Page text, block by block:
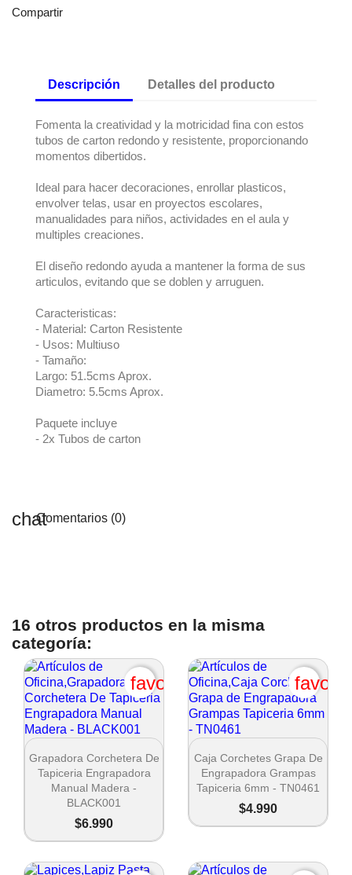
Compartir
Descripción Detalles del producto
Fomenta la creatividad y la motricidad fina con estos
tubos de carton redondo y resistente, proporcionando
momentos dibertidos.
Ideal para hacer decoraciones, enrollar plasticos,
envolver telas, usar en proyectos escolares,
manualidades para niños, actividades en el aula y
multiples creaciones.
El diseño redondo ayuda a mantener la forma de sus
articulos, evitando que se doblen y arruguen.
Caracteristicas:
- Material: Carton Resistente
- Usos: Multiuso
- Tamaño:
Largo: 51.5cms Aprox.
Diametro: 5.5cms Aprox.
Paquete incluye
- 2x Tubos de carton
Comentarios (0)
16 otros productos en la misma
categoría:
 Vista rápida
Grapadora Corchetera De
Tapiceria Engrapadora
Manual Madera -
BLACK001
$6.990
favorite_border
 Vista rápida
Caja Corchetes Grapa De
Engrapadora Grampas
Tapiceria 6mm - TN0461
$4.990